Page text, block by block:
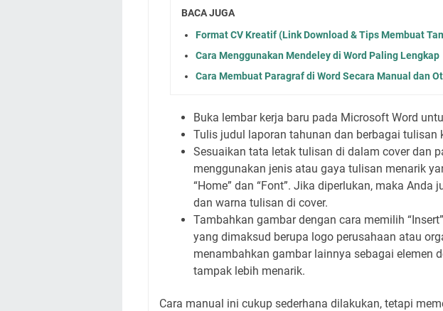
BACA JUGA
Format CV Kreatif (Link Download & Tips Membuat
Cara Menggunakan Mendeley di Word Paling Lengkap
Cara Membuat Paragraf di Word Secara Manual dan
Buka lembar kerja baru pada Microsoft Word
Tulis judul laporan tahunan dan berbagai tulisan
Sesuaikan tata letak tulisan di dalam cover dan
menggunakan jenis atau gaya tulisan menarik
“Home” dan “Font”. Jika diperlukan, maka Anda
dan warna tulisan di cover.
Tambahkan gambar dengan cara memilih
yang dimaksud berupa logo perusahaan atau
menambahkan gambar lainnya sebagai elemen
tampak lebih menarik.
Cara manual ini cukup sederhana dilakukan, tetapi